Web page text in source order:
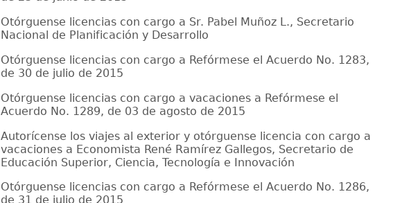
Otórguense licencias con cargo a Sr. Pabel Muñoz L., Secretario
Nacional de Planificación y Desarrollo
Otórguense licencias con cargo a Refórmese el Acuerdo No. 1283,
de 30 de julio de 2015
Otórguense licencias con cargo a vacaciones a Refórmese el
Acuerdo No. 1289, de 03 de agosto de 2015
Autorícense los viajes al exterior y otórguense licencia con cargo a
vacaciones a Economista René Ramírez Gallegos, Secretario de
Educación Superior, Ciencia, Tecnología e Innovación
Otórguense licencias con cargo a Refórmese el Acuerdo No. 1286,
de 31 de julio de 2015